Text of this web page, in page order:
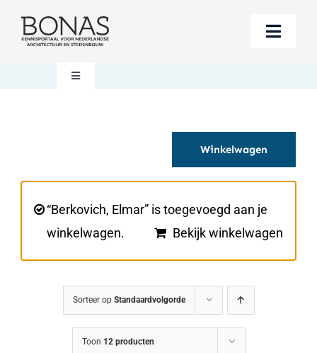
naar
Toggle
Berichten
Steun BONAS
Toggle
Winkelwagen
Winkelwagen
“Berkovich, Elmar” is toegevoegd aan je
winkelwagen.
Bekijk winkelwagen
Sorteer op Standaardvolgorde
Toon 12 producten